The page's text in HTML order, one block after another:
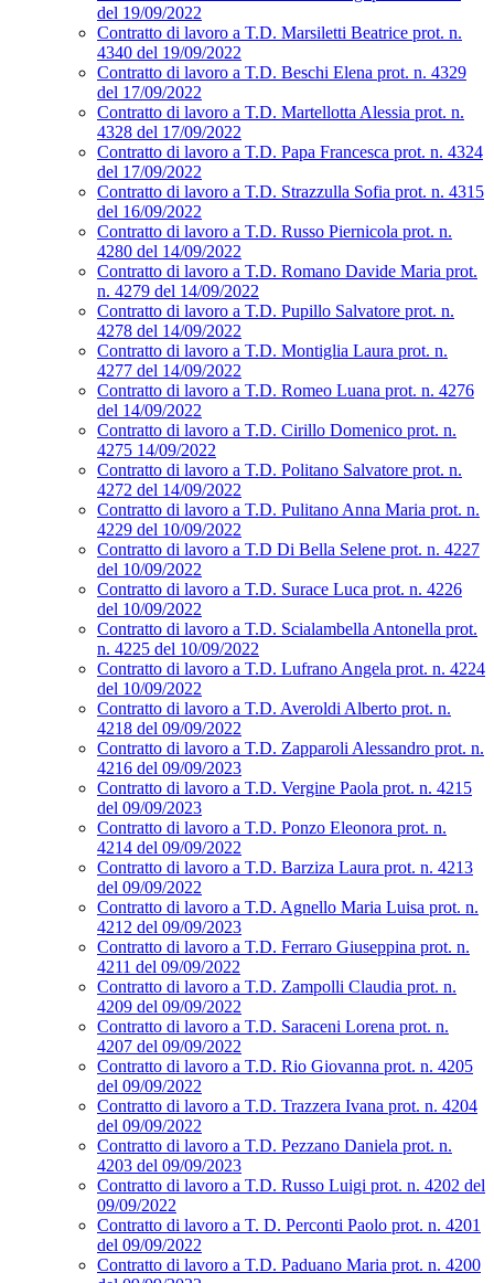
del 19/09/2022
Contratto di lavoro a T.D. Marsiletti Beatrice prot. n.
4340 del 19/09/2022
Contratto di lavoro a T.D. Beschi Elena prot. n. 4329
del 17/09/2022
Contratto di lavoro a T.D. Martellotta Alessia prot. n.
4328 del 17/09/2022
Contratto di lavoro a T.D. Papa Francesca prot. n. 4324
del 17/09/2022
Contratto di lavoro a T.D. Strazzulla Sofia prot. n. 4315
del 16/09/2022
Contratto di lavoro a T.D. Russo Piernicola prot. n.
4280 del 14/09/2022
Contratto di lavoro a T.D. Romano Davide Maria prot.
n. 4279 del 14/09/2022
Contratto di lavoro a T.D. Pupillo Salvatore prot. n.
4278 del 14/09/2022
Contratto di lavoro a T.D. Montiglia Laura prot. n.
4277 del 14/09/2022
Contratto di lavoro a T.D. Romeo Luana prot. n. 4276
del 14/09/2022
Contratto di lavoro a T.D. Cirillo Domenico prot. n.
4275 14/09/2022
Contratto di lavoro a T.D. Politano Salvatore prot. n.
4272 del 14/09/2022
Contratto di lavoro a T.D. Pulitano Anna Maria prot. n.
4229 del 10/09/2022
Contratto di lavoro a T.D Di Bella Selene prot. n. 4227
del 10/09/2022
Contratto di lavoro a T.D. Surace Luca prot. n. 4226
del 10/09/2022
Contratto di lavoro a T.D. Scialambella Antonella prot.
n. 4225 del 10/09/2022
Contratto di lavoro a T.D. Lufrano Angela prot. n. 4224
del 10/09/2022
Contratto di lavoro a T.D. Averoldi Alberto prot. n.
4218 del 09/09/2022
Contratto di lavoro a T.D. Zapparoli Alessandro prot. n.
4216 del 09/09/2023
Contratto di lavoro a T.D. Vergine Paola prot. n. 4215
del 09/09/2023
Contratto di lavoro a T.D. Ponzo Eleonora prot. n.
4214 del 09/09/2022
Contratto di lavoro a T.D. Barziza Laura prot. n. 4213
del 09/09/2022
Contratto di lavoro a T.D. Agnello Maria Luisa prot. n.
4212 del 09/09/2023
Contratto di lavoro a T.D. Ferraro Giuseppina prot. n.
4211 del 09/09/2022
Contratto di lavoro a T.D. Zampolli Claudia prot. n.
4209 del 09/09/2022
Contratto di lavoro a T.D. Saraceni Lorena prot. n.
4207 del 09/09/2022
Contratto di lavoro a T.D. Rio Giovanna prot. n. 4205
del 09/09/2022
Contratto di lavoro a T.D. Trazzera Ivana prot. n. 4204
del 09/09/2022
Contratto di lavoro a T.D. Pezzano Daniela prot. n.
4203 del 09/09/2023
Contratto di lavoro a T.D. Russo Luigi prot. n. 4202 del
09/09/2022
Contratto di lavoro a T. D. Perconti Paolo prot. n. 4201
del 09/09/2022
Contratto di lavoro a T.D. Paduano Maria prot. n. 4200